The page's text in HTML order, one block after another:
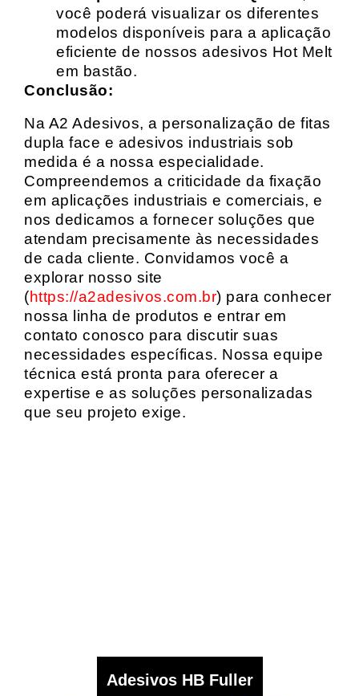
você poderá visualizar os diferentes
modelos disponíveis para a aplicação
eficiente de nossos adesivos Hot Melt
em bastão.
Conclusão:
Na A2 Adesivos, a personalização de fitas
dupla face e adesivos industriais sob
medida é a nossa especialidade.
Compreendemos a criticidade da fixação
em aplicações industriais e comerciais, e
nos dedicamos a fornecer soluções que
atendam precisamente às necessidades
de cada cliente. Convidamos você a
explorar nosso site
(https://a2adesivos.com.br) para conhecer
nossa linha de produtos e entrar em
contato conosco para discutir suas
necessidades específicas. Nossa equipe
técnica está pronta para oferecer a
expertise e as soluções personalizadas
que seu projeto exige.
Adesivos HB Fuller